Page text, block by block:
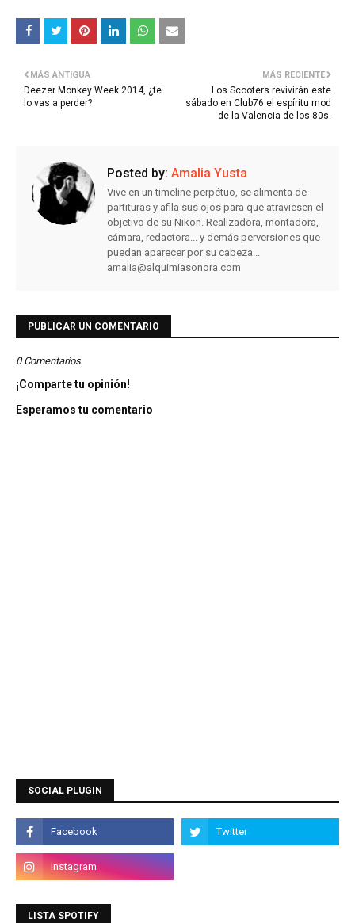
MÁS RECIENTE
Los Scooters revivirán este
sábado en Club76 el espíritu mod
de la Valencia de los 80s.
MÁS ANTIGUA
Deezer Monkey Week 2014, ¿te
lo vas a perder?
Posted by: Amalia Yusta
Vive en un timeline perpétuo, se alimenta de
partituras y afila sus ojos para que atraviesen el
objetivo de su Nikon. Realizadora, montadora,
cámara, redactora... y demás perversiones que
puedan aparecer por su cabeza...
amalia@alquimiasonora.com
PUBLICAR UN COMENTARIO
0 Comentarios
¡Comparte tu opinión!
Esperamos tu comentario
SOCIAL PLUGIN
LISTA SPOTIFY